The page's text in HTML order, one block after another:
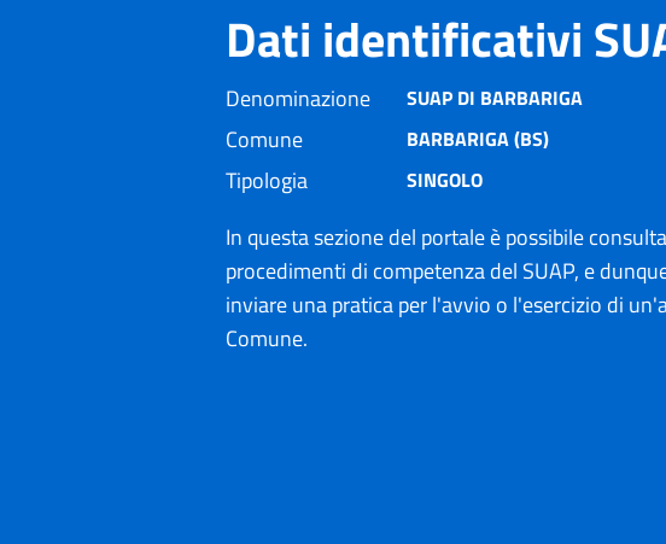
Dati identificativi
Denominazione SUAP DI BARBARIGA
Comune BARBARIGA (BS)
Tipologia SINGOLO
In questa sezione del portale è possibile
procedimenti di competenza del SUAP, e
inviare una pratica per l'avvio o l'esercizio di
Comune.